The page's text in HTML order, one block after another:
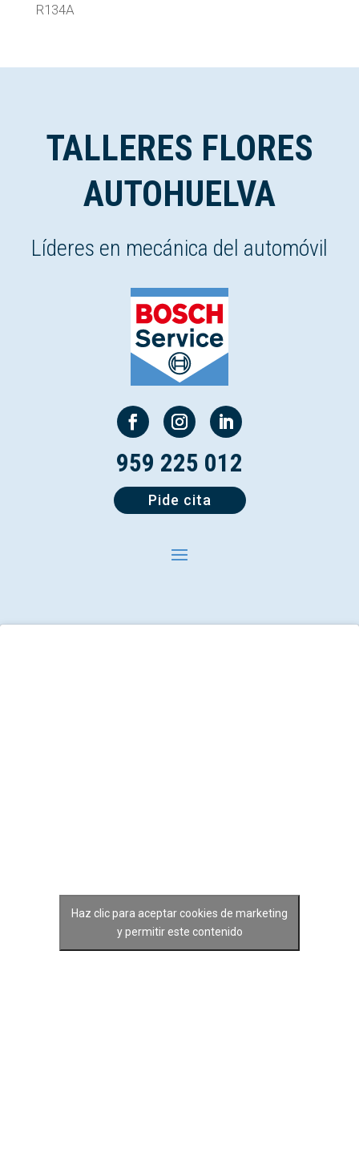
R134A
TALLERES FLORES
AUTOHUELVA
Líderes en mecánica del automóvil
959 225 012
Pide cita
Haz clic para aceptar cookies de marketing
y permitir este contenido